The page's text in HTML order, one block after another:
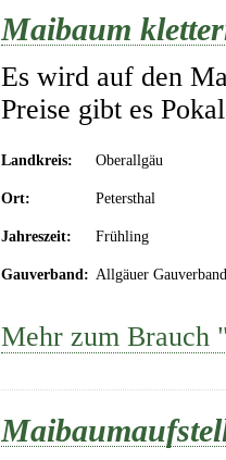
Maibaum
Es wird auf den
Preise gibt es
Landkreis: Oberallgäu
Ort: Petersthal
Jahreszeit: Frühling
Gauverband: Allgäuer Gauverband
Mehr zum Brauch